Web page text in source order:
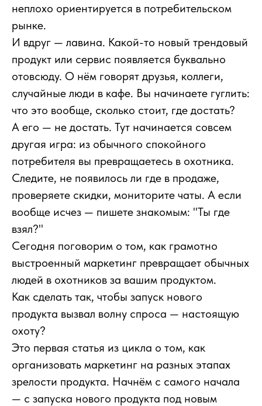
неплохо ориентируется в потребительском
рынке.
И вдруг — лавина. Какой-то новый трендовый
продукт или сервис появляется буквально
отовсюду. О нём говорят друзья, коллеги,
случайные люди в кафе. Вы начинаете гуглить:
что это вообще, сколько стоит, где достать?
А его — не достать. Тут начинается совсем
другая игра: из обычного спокойного
потребителя вы превращаетесь в охотника.
Следите, не появилось ли где в продаже,
проверяете скидки, мониторите чаты. А если
вообще исчез — пишете знакомым: "Ты где
взял?"
Сегодня поговорим о том, как грамотно
выстроенный маркетинг превращает обычных
людей в охотников за вашим продуктом.
Как сделать так, чтобы запуск нового
продукта вызвал волну спроса — настоящую
охоту?
Это первая статья из цикла о том, как
организовать маркетинг на разных этапах
зрелости продукта. Начнём с самого начала
— с запуска нового продукта под новым